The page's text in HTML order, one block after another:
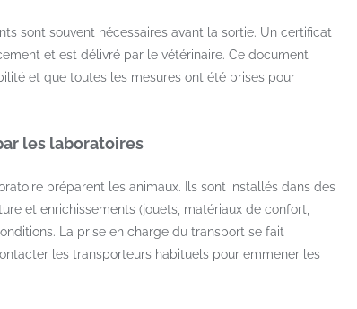
sont souvent nécessaires avant la sortie. Un certificat
et est délivré par le vétérinaire. Ce document
et que toutes les mesures ont été prises pour
les laboratoires
préparent les animaux. Ils sont installés dans des
et enrichissements (jouets, matériaux de confort,
La prise en charge du transport se fait
les transporteurs habituels pour emmener les